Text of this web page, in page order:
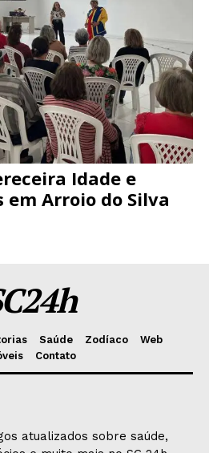
Idade e
em Arroio do Silva
Saúde Zodíaco
Web
Contato
atualizados sobre saúde,